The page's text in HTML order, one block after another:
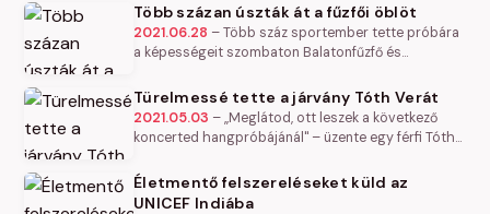
hasztalan volt nála…
Több százan úszták át a fűzfői öblöt
2021.06.28 –Több száz sportember tette próbára
a képességeit szombaton Balatonfűzfő és
(OWT) nyíltvízi úszóbajnokság első…
Türelmessé tette a járvány Tóth Verát
2021.05.03 –„Meglátod, ott leszek a következő
koncerted hangpróbájánál" – üzente egy férfi Tóth
napig mély nyomokat…
Életmentő felszereléseket küld az
UNICEF Indiába